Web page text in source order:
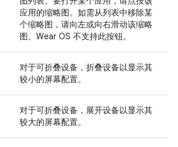
应用的缩略图。如需从列表中移除某
个缩略图，请向左或向右滑动该缩略
图。Wear OS 不支持此按钮。
对于可折叠设备，折叠设备以显示其
较小的屏幕配置。
对于可折叠设备，展开设备以显示其
较大的屏幕配置。